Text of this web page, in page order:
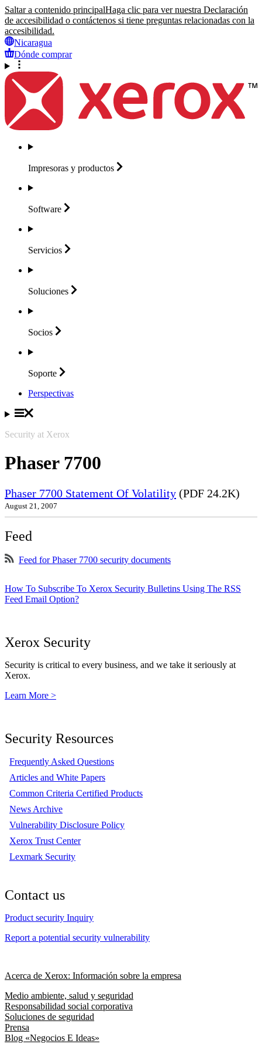
Saltar a contenido principalHaga clic para ver nuestra Declaración
de accesibilidad o contáctenos si tiene preguntas relacionadas con la
accesibilidad.
Nicaragua
Dónde comprar
Impresoras y productos
Software
Servicios
Soluciones
Socios
Soporte
Perspectivas
Security at Xerox
Phaser 7700
Phaser 7700 Statement Of Volatility (PDF 24.2K)
August 21, 2007
Feed
Feed for Phaser 7700 security documents
How To Subscribe To Xerox Security Bulletins Using The RSS
Feed Email Option?
Xerox Security
Security is critical to every business, and we take it seriously at
Xerox.
Learn More >
Security Resources
Frequently Asked Questions
Articles and White Papers
Common Criteria Certified Products
News Archive
Vulnerability Disclosure Policy
Xerox Trust Center
Lexmark Security
Contact us
Product security Inquiry
Report a potential security vulnerability
Acerca de Xerox: Información sobre la empresa
Medio ambiente, salud y seguridad
Responsabilidad social corporativa
Soluciones de seguridad
Prensa
Blog «Negocios E Ideas»